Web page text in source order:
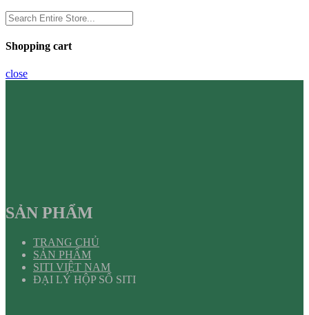
Shopping cart
close
SẢN PHẨM
TRANG CHỦ
SẢN PHẨM
SITI VIỆT NAM
ĐẠI LÝ HỘP SỐ SITI